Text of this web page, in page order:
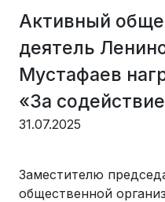
Активный
деятель
Мустафаев
«За
31.07.2025
Заместителю
общественной